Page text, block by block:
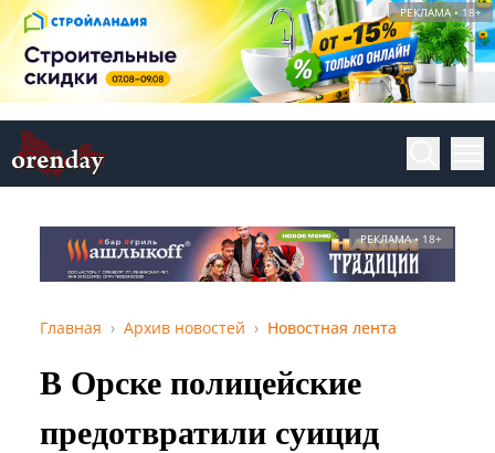
РЕКЛАМА • 18+
РЕКЛАМА • 18+
Главная Архив новостей Новостная лента
В Орске полицейские
предотвратили суицид